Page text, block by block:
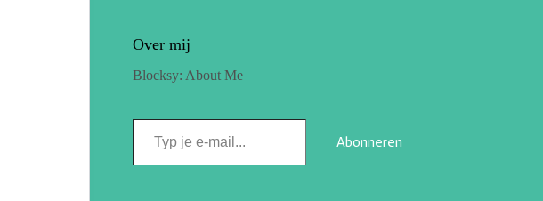
Over mij
Blocksy: About Me
Abonneren